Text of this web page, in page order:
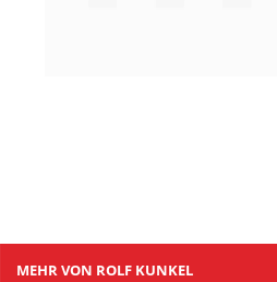
MEHR VON ROLF KUNKEL